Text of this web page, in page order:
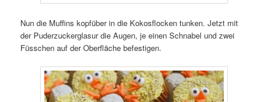
Nun die Muffins kopfüber in die Kokosflocken tunken. Jetzt mit
der Puderzuckerglasur die Augen, je einen Schnabel und zwei
Füsschen auf der Oberfläche befestigen.